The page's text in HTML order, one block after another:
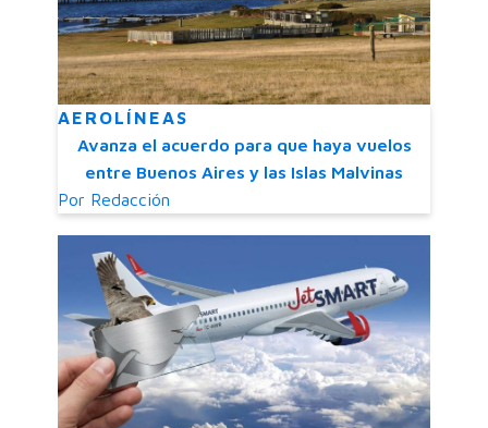
AEROLÍNEAS
Avanza el acuerdo para que haya vuelos
entre Buenos Aires y las Islas Malvinas
Por Redacción